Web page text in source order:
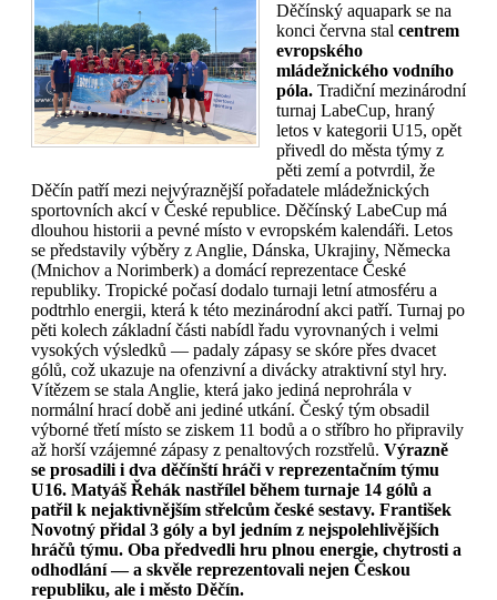
Děčínský aquapark se na
konci června stal centrem
evropského
mládežnického vodního
póla. Tradiční mezinárodní
turnaj LabeCup, hraný
letos v kategorii U15, opět
přivedl do města týmy z
pěti zemí a potvrdil, že
Děčín patří mezi nejvýraznější pořadatele mládežnických
sportovních akcí v České republice. Děčínský LabeCup má
dlouhou historii a pevné místo v evropském kalendáři. Letos
se představily výběry z Anglie, Dánska, Ukrajiny, Německa
(Mnichov a Norimberk) a domácí reprezentace České
republiky. Tropické počasí dodalo turnaji letní atmosféru a
podtrhlo energii, která k této mezinárodní akci patří. Turnaj po
pěti kolech základní části nabídl řadu vyrovnaných i velmi
vysokých výsledků — padaly zápasy se skóre přes dvacet
gólů, což ukazuje na ofenzivní a divácky atraktivní styl hry.
Vítězem se stala Anglie, která jako jediná neprohrála v
normální hrací době ani jediné utkání. Český tým obsadil
výborné třetí místo se ziskem 11 bodů a o stříbro ho připravily
až horší vzájemné zápasy z penaltových rozstřelů. Výrazně
se prosadili i dva děčínští hráči v reprezentačním týmu
U16. Matyáš Řehák nastřílel během turnaje 14 gólů a
patřil k nejaktivnějším střelcům české sestavy. František
Novotný přidal 3 góly a byl jedním z nejspolehlivějších
hráčů týmu. Oba předvedli hru plnou energie, chytrosti a
odhodlání — a skvěle reprezentovali nejen Českou
republiku, ale i město Děčín.